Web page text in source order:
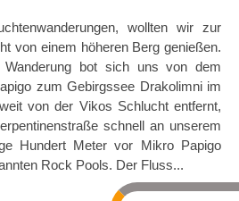
wollten wir zur
von einem höheren Berg genießen.
Wanderung bot sich uns von dem
zum Gebirgssee Drakolimni im
von der Vikos Schlucht entfernt,
schnell an unserem
Hundert Meter vor Mikro Papigo
Rock Pools. Der Fluss...